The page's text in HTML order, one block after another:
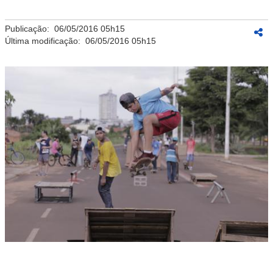
Publicação: 06/05/2016 05h15
Última modificação: 06/05/2016 05h15